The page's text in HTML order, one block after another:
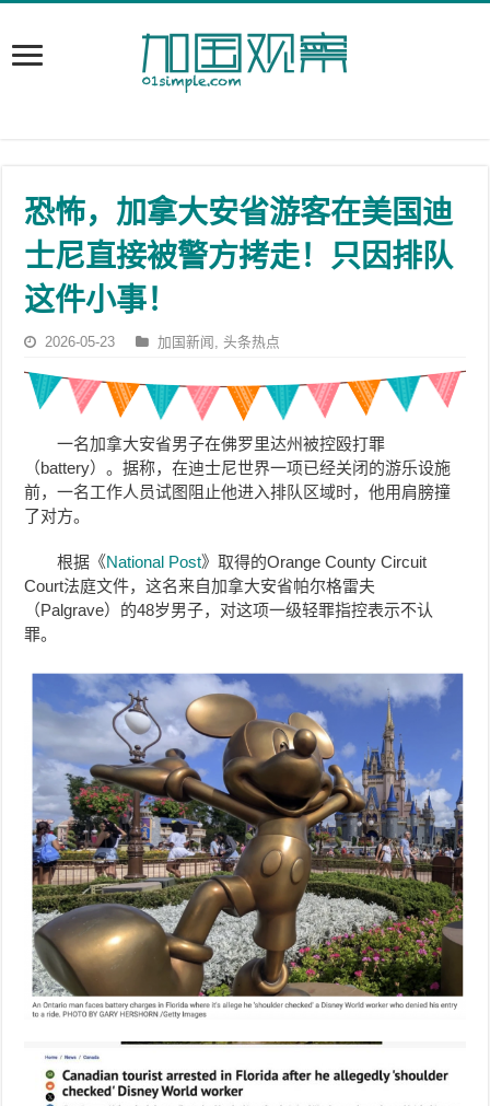
恐怖，加拿大安省游客在美国迪
士尼直接被警方拷走！只因排队
这件小事！
2026-05-23 加国新闻 ,头条热点
一名加拿大安省男子在佛罗里达州被控殴打罪
（battery）。据称，在迪士尼世界一项已经关闭的游乐设施
前，一名工作人员试图阻止他进入排队区域时，他用肩膀撞
了对方。
根据《National Post》取得的Orange County Circuit
Court法庭文件，这名来自加拿大安省帕尔格雷夫
（Palgrave）的48岁男子，对这项一级轻罪指控表示不认
罪。